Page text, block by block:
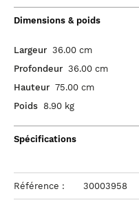
Dimensions & poids
Largeur 36.00 cm
Profondeur 36.00 cm
Hauteur 75.00 cm
Poids 8.90 kg
Spécifications
Référence : 30003958